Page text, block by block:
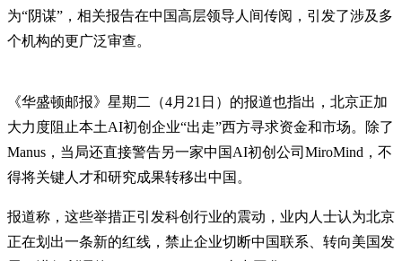
为“阴谋”，相关报告在中国高层领导人间传阅，引发了涉及多
个机构的更广泛审查。
《华盛顿邮报》星期二（4月21日）的报道也指出，北京正加
大力度阻止本土AI初创企业“出走”西方寻求资金和市场。除了
Manus，当局还直接警告另一家中国AI初创公司MiroMind，不
得将关键人才和研究成果转移出中国。
报道称，这些举措正引发科创行业的震动，业内人士认为北京
正在划出一条新的红线，禁止企业切断中国联系、转向美国发